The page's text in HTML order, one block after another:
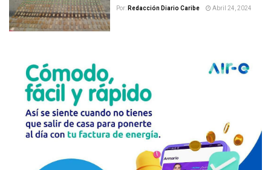
Por:Redacción Diario Caribe Abril 24, 2024